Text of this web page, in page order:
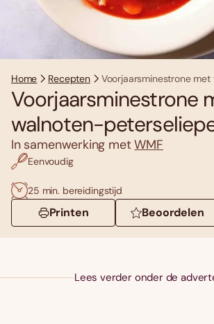
Home Recepten Voorjaarsminestrone
Voorjaarsminestrone
walnoten-
In samenwerking metWMF
Eenvoudig
25 min. bereidingstijd
Printen Beoordelen
Lees verder onder de